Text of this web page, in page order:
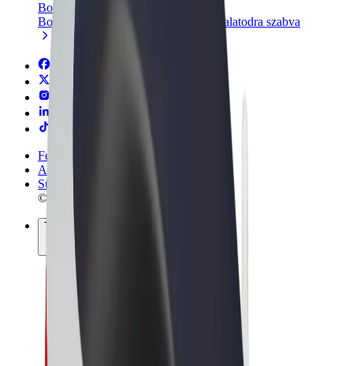
Bolt for Business
Bolt termékek és szolgáltatások a vállalatodra szabva
Felhasználási feltételek
Adatvédelem
Sütik
© 2026 Bolt Technology OÜ
Termékek
Utazás
Rollerek
Bolt Market
Bolt Food